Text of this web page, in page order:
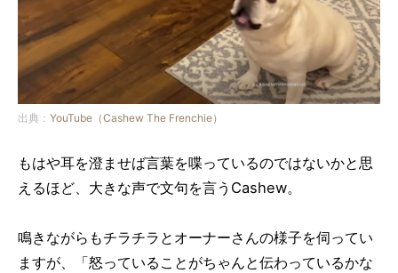
出典： YouTube（Cashew The Frenchie）
もはや耳を澄ませば言葉を喋っているのではないかと思
えるほど、大きな声で文句を言うCashew。
鳴きながらもチラチラとオーナーさんの様子を伺ってい
ますが、「怒っていることがちゃんと伝わっているかな